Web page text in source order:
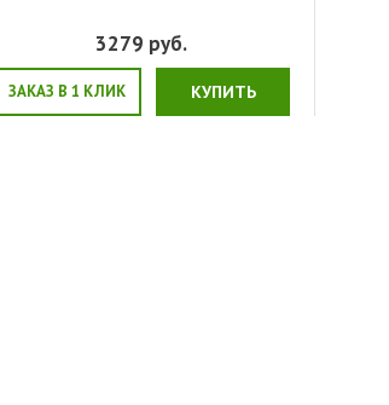
3279 руб.
ЗАКАЗ В 1 КЛИК КУПИТЬ